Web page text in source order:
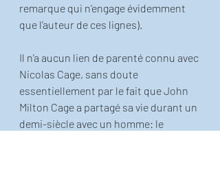
remarque qui n’engage évidemment
que l’auteur de ces lignes).
Il n’a aucun lien de parenté connu avec
Nicolas Cage, sans doute
essentiellement par le fait que John
Milton Cage a partagé sa vie durant un
demi-siècle avec un homme: le